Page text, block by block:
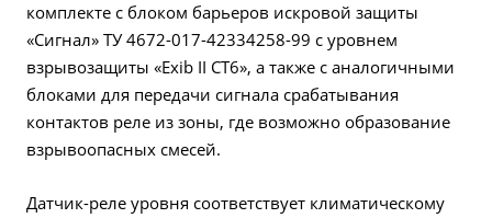
комплекте с блоком барьеров искровой защиты
«Сигнал» ТУ 4672-017-42334258-99 с уровнем
взрывозащиты «Exib II CT6», а также с аналогичными
блоками для передачи сигнала срабатывания
контактов реле из зоны, где возможно образование
взрывоопасных смесей.
Датчик-реле уровня соответствует климатическому